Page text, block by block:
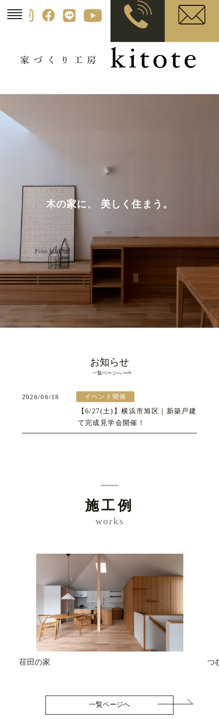
木の家に、 美しく住まう。
お知らせ
一覧ページへ
2026/06/18
イベント開催
【6/27(土)】横浜市旭区｜新築戸建
て完成見学会開催！
施工例
works
荏田の家 つ
一覧ページへ